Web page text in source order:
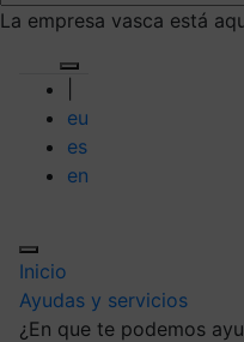
La empresa vasca está
eu
es
en
Inicio
Ayudas y servicios
¿En que te podemos